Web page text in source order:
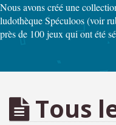
Nous avons créé une
ludothèque Spéculoos (voir
près de 100 jeux qui ont été
Tous